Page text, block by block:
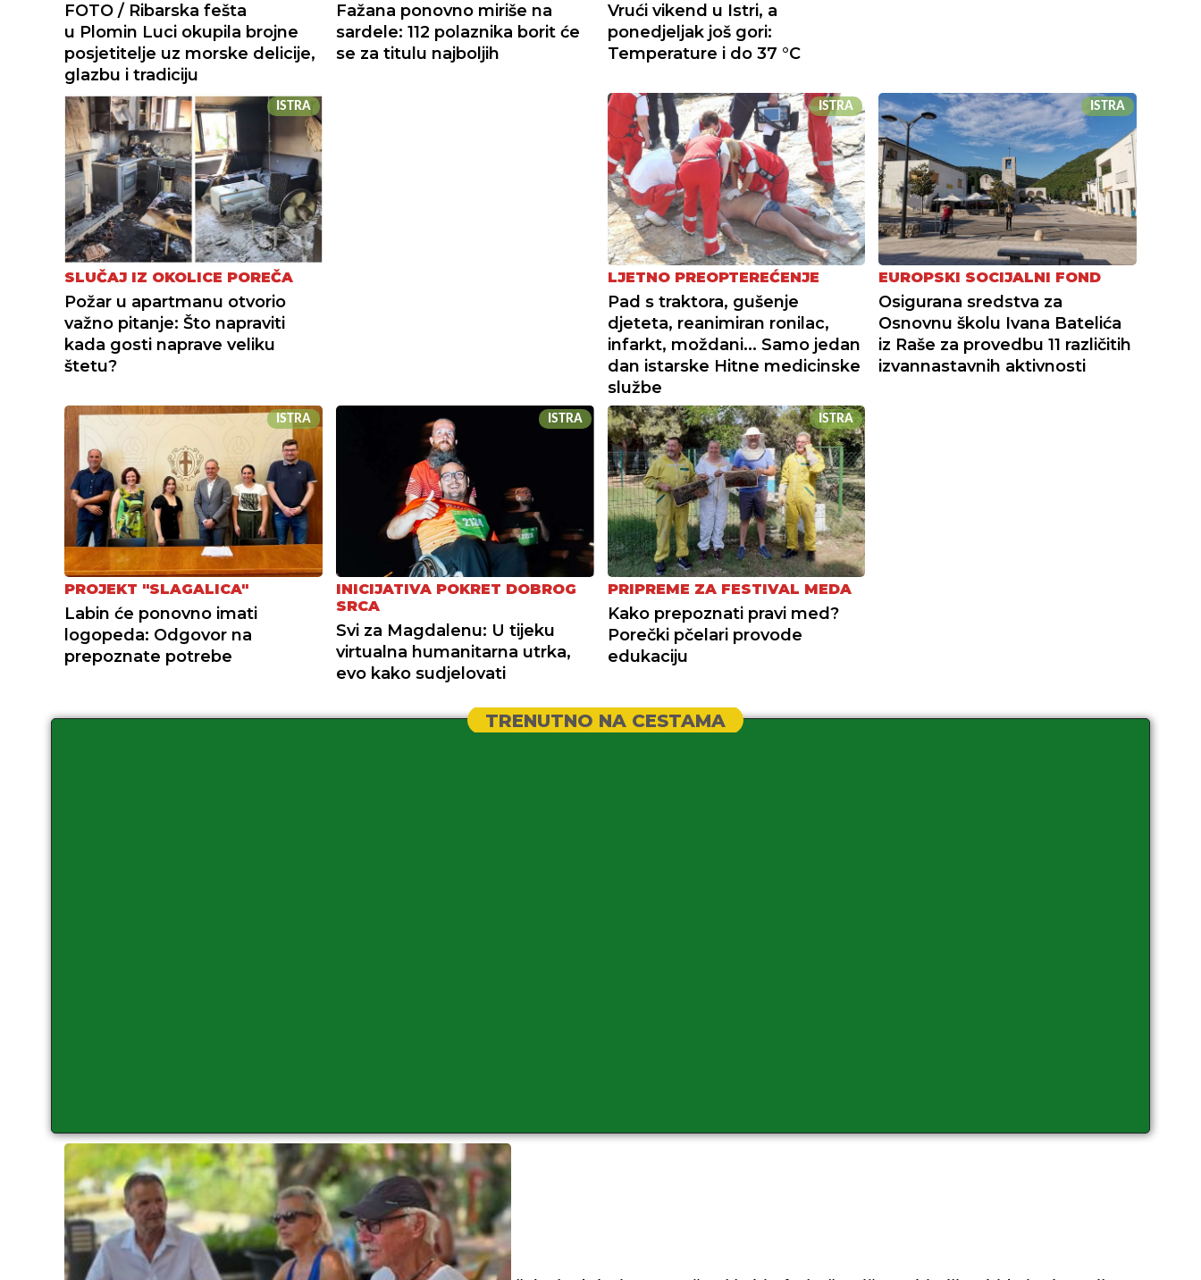
FOTO / Ribarska fešta
u Plomin Luci okupila brojne
posjetitelje uz morske delicije,
glazbu i tradiciju
Fažana ponovno miriše na
sardele: 112 polaznika borit će
se za titulu najboljih
Vrući vikend u Istri, a
ponedjeljak još gori:
Temperature i do 37 °C
ISTRA
SLUČAJ IZ OKOLICE POREČA
Požar u apartmanu otvorio
važno pitanje: Što napraviti
kada gosti naprave veliku
štetu?
ISTRA
LJETNO PREOPTEREĆENJE
Pad s traktora, gušenje
djeteta, reanimiran ronilac,
infarkt, moždani... Samo jedan
dan istarske Hitne medicinske
službe
ISTRA
EUROPSKI SOCIJALNI FOND
Osigurana sredstva za
Osnovnu školu Ivana Batelića
iz Raše za provedbu 11 različitih
izvannastavnih aktivnosti
ISTRA
PROJEKT "SLAGALICA"
Labin će ponovno imati
logopeda: Odgovor na
prepoznate potrebe
ISTRA
INICIJATIVA POKRET DOBROG
SRCA
Svi za Magdalenu: U tijeku
virtualna humanitarna utrka,
evo kako sudjelovati
ISTRA
PRIPREME ZA FESTIVAL MEDA
Kako prepoznati pravi med?
Porečki pčelari provode
edukaciju
TRENUTNO NA CESTAMA